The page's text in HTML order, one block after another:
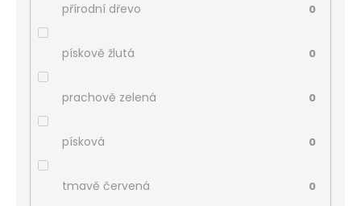
přírodní dřevo 0
pískově žlutá 0
prachově zelená 0
písková 0
tmavě červená 0